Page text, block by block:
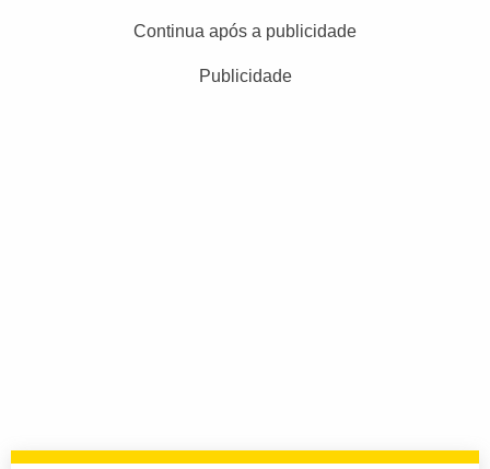
Continua após a publicidade
Publicidade